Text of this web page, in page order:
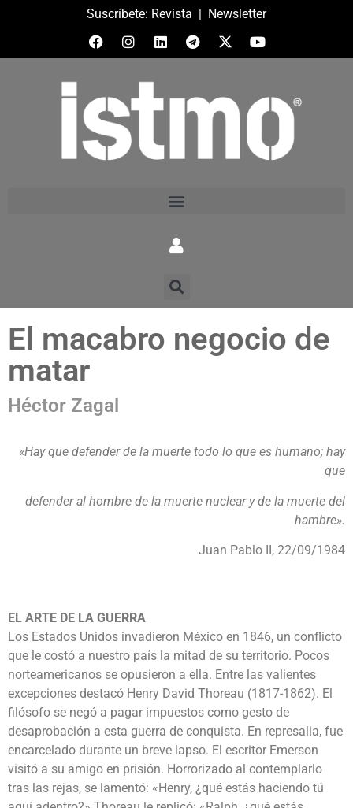
Suscríbete: Revista | Newsletter
El macabro negocio de
matar
Héctor Zagal
«Hay que defender de la muerte todo lo que es humano; hay
que
defender al hombre de la muerte nuclear y de la muerte del
hambre».
Juan Pablo II, 22/09/1984
EL ARTE DE LA GUERRA
Los Estados Unidos invadieron México en 1846, un conflicto
que le costó a nuestro país la mitad de su territorio. Pocos
norteamericanos se opusieron a ella. Entre las valientes
excepciones destacó Henry David Thoreau (1817-1862). El
filósofo se negó a pagar impuestos como gesto de
desaprobación a esta guerra de conquista. En represalia, fue
encarcelado durante un breve lapso. El escritor Emerson
visitó a su amigo en prisión. Horrorizado al contemplarlo
tras las rejas, se lamentó: «Henry, ¿qué estás haciendo tú